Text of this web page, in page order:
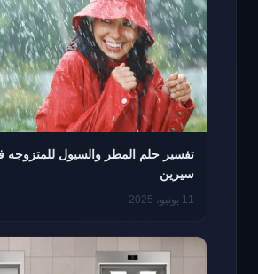
تفسير حلم المطر والسيول للمتزوجه
سيرين
11 يونيو، 2025